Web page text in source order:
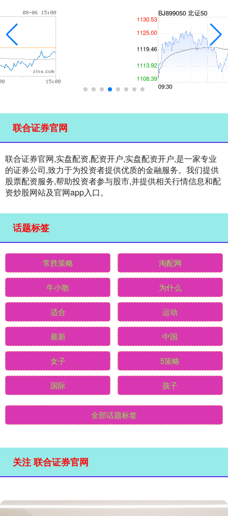
联合证券官网
联合证券官网,实盘配资,配资开户,实盘配资开户,是一家专业
的证券公司,致力于为投资者提供优质的金融服务。我们提供
股票配资服务,帮助投资者参与股市,并提供相关行情信息和配
资炒股网站及官网app入口。
话题标签
常胜策略 淘配网
牛小散 为什么
适合 运动
最新 中国
女子 5策略
国际 孩子
全部话题标签
关注 联合证券官网